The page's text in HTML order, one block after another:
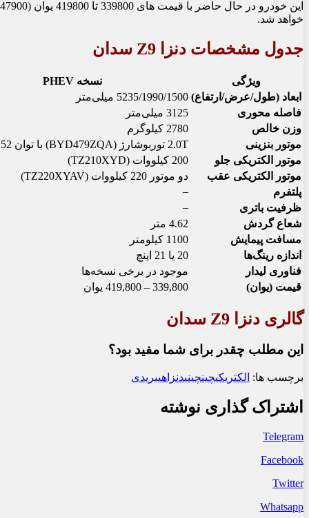
خواهد شد.
جدول مشخصات دنزا Z9 سدان
ویژگی
نسخه PHEV
ابعاد (طول/عرض/ارتفاع) 5235/1990/1500 میلی‌متر
فاصله محوری
3125 میلی‌متر
وزن خالص
2780 کیلوگرم
موتور بنزینی
2.0T توربوشارژ (BYD479ZQA) با توان 152 کیلووات
موتور الکتریکی جلو
200 کیلووات (TZ210XYD)
موتور الکتریکی عقب
دو موتور 220 کیلووات (TZ220XYAV)
پلتفرم
–
ظرفیت باتری
–
شعاع گردش
4.62 متر
مسافت پیمایش
1100 کیلومتر
اندازه رینگ‌ها
20 یا 21 اینچ
فناوری لیدار
موجود در برخی نسخه‌ها
قیمت (یوان)
339,800 – 419,800 یوان
گالری دنزا Z9 سدان
این مطلب چقدر برای شما مفید بود؟
برچسب ها: الکتریکیچینچینیدنزا هیبریدی
اشتراک گذاری نوشته
Telegram
Facebook
Twitter
Whatsapp